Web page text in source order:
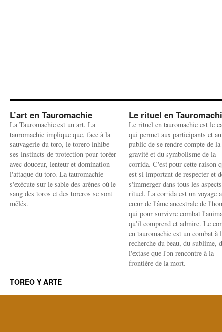
L’art en Tauromachie
La Tauromachie est un art. La
tauromachie implique que, face à la
sauvagerie du toro, le torero inhibe
ses instincts de protection pour toréer
avec douceur, lenteur et domination
l'attaque du toro. La tauromachie
s'exécute sur le sable des arènes où le
sang des toros et des toreros se sont
mêlés.
Le rituel en
Le rituel en tauromachie est le
qui permet aux participants et au
public de se rendre compte de la
gravité et du symbolisme de la
corrida. C'est pour cette raison
est si important de respecter et
s'immerger dans tous les
rituel. La corrida est un voyage
cœur de l'âme ancestrale de
qui pour survivre combat
qu'il comprend et admire. Le
en tauromachie est un combat à
recherche du beau, du sublime,
l'extase que l'on rencontre à la
frontière de la mort.
TOREO Y ARTE